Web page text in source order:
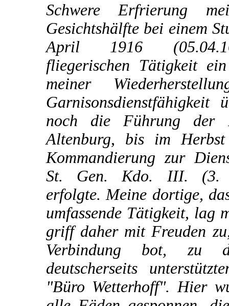
Schwere Erfrierung
Gesichtshälfte bei einem
April 1916
fliegerischen Tätigkeit
meiner
Garnisonsdienstfähigkeit
noch die Führung der
Altenburg, bis im
Kommandierung zur
St. Gen. Kdo. III. (3.
erfolgte. Meine dortige,
umfassende Tätigkeit, lag
griff daher mit Freuden
Verbindung bot, zu
deutscherseits
"Büro Wetterhoff". Hier